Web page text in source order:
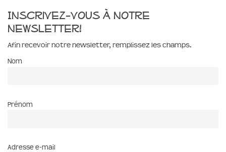
Inscrivez-vous à notre
newsletter!
Afin recevoir notre newsletter, remplissez les champs.
Nom
Prénom
Adresse e-mail